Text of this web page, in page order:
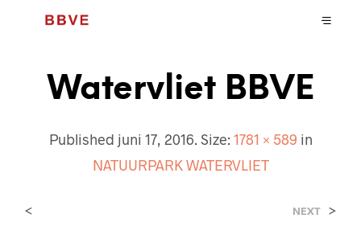
Watervliet BBVE
Published juni 17, 2016. Size: 1781 × 589 in
NATUURPARK WATERVLIET
< NEXT >